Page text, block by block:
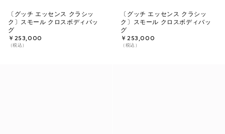
〔グッチ エッセンス クラシッ
ク〕スモール クロスボディバッ
グ
￥253,000
（税込）
〔グッチ エッセンス クラシッ
ク〕スモール クロスボディバッ
グ
￥253,000
（税込）